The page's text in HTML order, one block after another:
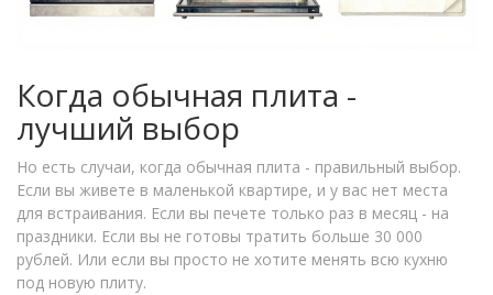
Когда обычная плита -
лучший выбор
Но есть случаи, когда обычная плита - правильный выбор.
Если вы живете в маленькой квартире, и у вас нет места
для встраивания. Если вы печете только раз в месяц - на
праздники. Если вы не готовы тратить больше 30 000
рублей. Или если вы просто не хотите менять всю кухню
под новую плиту.